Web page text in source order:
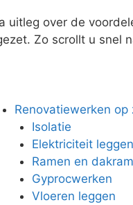
uitleg over de
Zo scrollt u snel
Renovatiewerken op
Isolatie
Elektriciteit leggen
Ramen en
Gyprocwerken
Vloeren leggen